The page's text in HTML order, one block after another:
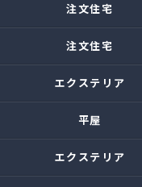
注文住宅
注文住宅
エクステリア
平屋
エクステリア